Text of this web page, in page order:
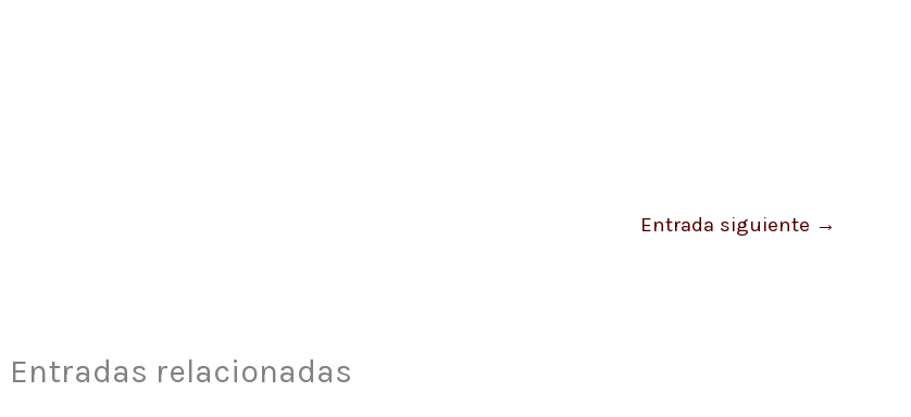
Entrada siguiente →
Entradas relacionadas